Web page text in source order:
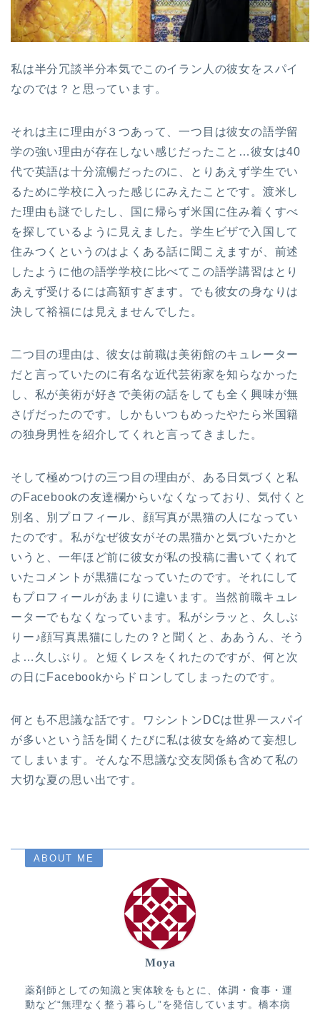
私は半分冗談半分本気でこのイラン人の彼女をスパイ
なのでは？と思っています。
それは主に理由が３つあって、一つ目は彼女の語学留
学の強い理由が存在しない感じだったこと…彼女は40
代で英語は十分流暢だったのに、とりあえず学生でい
るために学校に入った感じにみえたことです。渡米し
た理由も謎でしたし、国に帰らず米国に住み着くすべ
を探しているように見えました。学生ビザで入国して
住みつくというのはよくある話に聞こえますが、前述
したように他の語学学校に比べてこの語学講習はとり
あえず受けるには高額すぎます。でも彼女の身なりは
決して裕福には見えませんでした。
二つ目の理由は、彼女は前職は美術館のキュレーター
だと言っていたのに有名な近代芸術家を知らなかった
し、私が美術が好きで美術の話をしても全く興味が無
さげだったのです。しかもいつもめったやたら米国籍
の独身男性を紹介してくれと言ってきました。
そして極めつけの三つ目の理由が、ある日気づくと私
のFacebookの友達欄からいなくなっており、気付くと
別名、別プロフィール、顔写真が黒猫の人になってい
たのです。私がなぜ彼女がその黒猫かと気づいたかと
いうと、一年ほど前に彼女が私の投稿に書いてくれて
いたコメントが黒猫になっていたのです。それにして
もプロフィールがあまりに違います。当然前職キュレ
ーターでもなくなっています。私がシラッと、久しぶ
りー♪顔写真黒猫にしたの？と聞くと、ああうん、そう
よ…久しぶり。と短くレスをくれたのですが、何と次
の日にFacebookからドロンしてしまったのです。
何とも不思議な話です。ワシントンDCは世界一スパイ
が多いという話を聞くたびに私は彼女を絡めて妄想し
てしまいます。そんな不思議な交友関係も含めて私の
大切な夏の思い出です。
ABOUT ME
Moya
薬剤師としての知識と実体験をもとに、体調・食事・運
動など“無理なく整う暮らし”を発信しています。橋本病